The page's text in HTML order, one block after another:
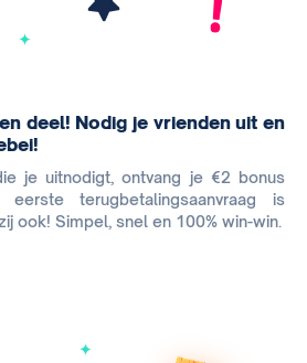
deel! Nodig je vrienden uit en
je uitnodigt, ontvang je €2 bonus
terugbetalingsaanvraag is
ook! Simpel, snel en 100% win-win.